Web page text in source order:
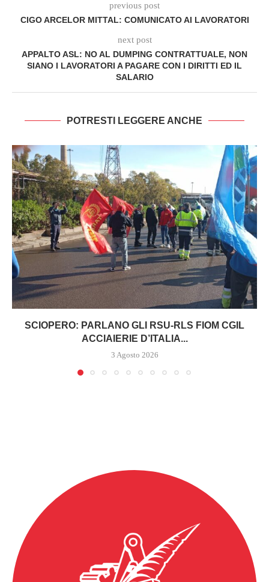
previous post
CIGO ARCELOR MITTAL: COMUNICATO AI LAVORATORI
next post
APPALTO ASL: NO AL DUMPING CONTRATTUALE, NON
SIANO I LAVORATORI A PAGARE CON I DIRITTI ED IL
SALARIO
POTRESTI LEGGERE ANCHE
SCIOPERO: PARLANO GLI RSU-RLS FIOM CGIL
ACCIAIERIE D’ITALIA...
3 Agosto 2026